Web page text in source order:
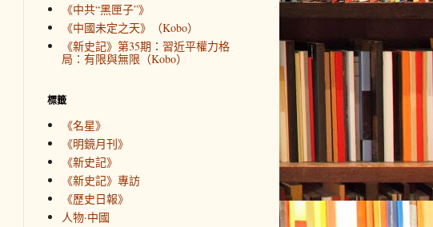
《中共“黑匣子”》
《中國未定之天》（Kobo）
《新史記》第35期：習近平權力格
局：有限與無限（Kobo）
標籤
《名星》
《明鏡月刊》
《新史記》
《新史記》專訪
《歷史日報》
人物·中國